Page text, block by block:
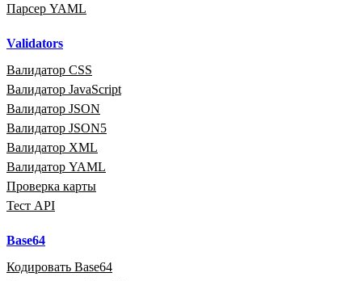
Парсер YAML
Validators
Валидатор CSS
Валидатор JavaScript
Валидатор JSON
Валидатор JSON5
Валидатор XML
Валидатор YAML
Проверка карты
Тест API
Base64
Кодировать Base64